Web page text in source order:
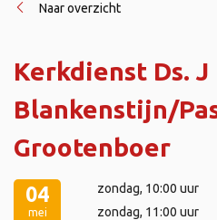
Naar overzicht
Kerkdienst Ds. J
Blankenstijn/
Grootenboer
04
mei
zondag, 10:00 uur
zondag, 11:00 uur